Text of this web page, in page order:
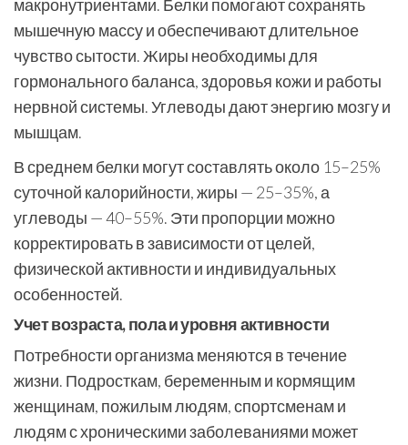
макронутриентами. Белки помогают сохранять
мышечную массу и обеспечивают длительное
чувство сытости. Жиры необходимы для
гормонального баланса, здоровья кожи и работы
нервной системы. Углеводы дают энергию мозгу и
мышцам.
В среднем белки могут составлять около 15–25%
суточной калорийности, жиры — 25–35%, а
углеводы — 40–55%. Эти пропорции можно
корректировать в зависимости от целей,
физической активности и индивидуальных
особенностей.
Учет возраста, пола и уровня активности
Потребности организма меняются в течение
жизни. Подросткам, беременным и кормящим
женщинам, пожилым людям, спортсменам и
людям с хроническими заболеваниями может